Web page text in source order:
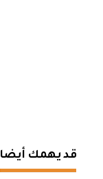
قد يهمك أيضا